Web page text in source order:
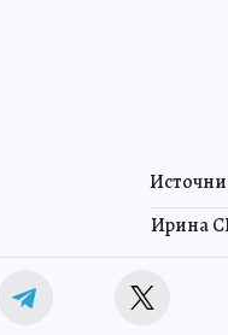
Ирина